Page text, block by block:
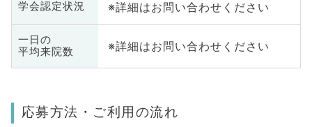
学会認定状況 ※詳細はお問い合わせください
一日の
平均来院数
※詳細はお問い合わせください
応募方法・ご利用の流れ